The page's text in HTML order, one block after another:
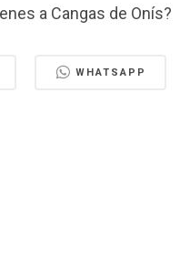
a Cangas de Onís?
WHATSAPP